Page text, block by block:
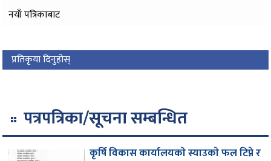
नयाँ पत्रिकाबाट
प्रतिकृया दिनुहोस्
पत्रपत्रिका/सूचना सम्बन्धित
कृर्षि विकास कार्यालयकाे स्याउकाे फल टिप्ने र